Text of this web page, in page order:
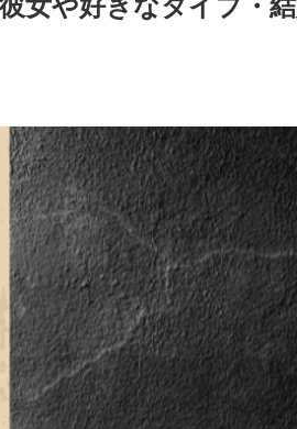
女や好きなタイプ・